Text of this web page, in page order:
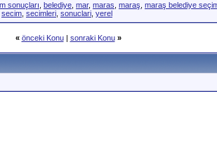
sonuçları belediye mar, maras maraş maraş belediye
secim secimleri sonuclari yerel
« önceki Konu| sonraki Konu »